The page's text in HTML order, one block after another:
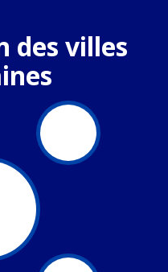
des villes